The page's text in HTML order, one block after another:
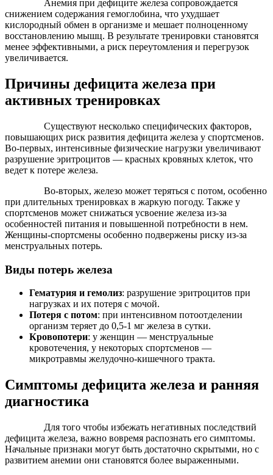
Анемия при дефиците железа сопровождается
снижением содержания гемоглобина, что ухудшает
кислородный обмен в организме и мешает полноценному
восстановлению мышц. В результате тренировки становятся
менее эффективными, а риск переутомления и перегрузок
увеличивается.
Причины дефицита железа при
активных тренировках
Существуют несколько специфических факторов,
повышающих риск развития дефицита железа у спортсменов.
Во-первых, интенсивные физические нагрузки увеличивают
разрушение эритроцитов — красных кровяных клеток, что
ведет к потере железа.
Во-вторых, железо может теряться с потом, особенно
при длительных тренировках в жаркую погоду. Также у
спортсменов может снижаться усвоение железа из-за
особенностей питания и повышенной потребности в нем.
Женщины-спортсмены особенно подвержены риску из-за
менструальных потерь.
Виды потерь железа
Гематурия и гемолиз: разрушение эритроцитов при
нагрузках и их потеря с мочой.
Потеря с потом: при интенсивном потоотделении
организм теряет до 0,5-1 мг железа в сутки.
Кровопотери: у женщин — менструальные
кровотечения, у некоторых спортсменов —
микротравмы желудочно-кишечного тракта.
Симптомы дефицита железа и ранняя
диагностика
Для того чтобы избежать негативных последствий
дефицита железа, важно вовремя распознать его симптомы.
Начальные признаки могут быть достаточно скрытыми, но с
развитием анемии они становятся более выраженными.